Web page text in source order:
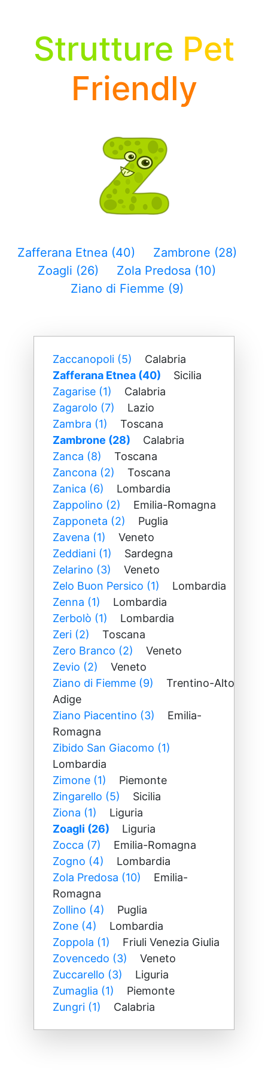
Strutture Pet
Friendly
Zafferana Etnea (40)
Zambrone (28)
Zoagli (26)
Zola Predosa (10)
Ziano di Fiemme (9)
Zaccanopoli (5)
Calabria
Zafferana Etnea (40)
Sicilia
Zagarise (1)
Calabria
Zagarolo (7)
Lazio
Zambra (1)
Toscana
Zambrone (28)
Calabria
Zanca (8)
Toscana
Zancona (2)
Toscana
Zanica (6)
Lombardia
Zappolino (2)
Emilia-Romagna
Zapponeta (2)
Puglia
Zavena (1)
Veneto
Zeddiani (1)
Sardegna
Zelarino (3)
Veneto
Zelo Buon Persico (1)
Lombardia
Zenna (1)
Lombardia
Zerbolò (1)
Lombardia
Zeri (2)
Toscana
Zero Branco (2)
Veneto
Zevio (2)
Veneto
Ziano di Fiemme (9)
Trentino-Alto
Adige
Ziano Piacentino (3)
Emilia-
Romagna
Zibido San Giacomo (1)
Lombardia
Zimone (1)
Piemonte
Zingarello (5)
Sicilia
Ziona (1)
Liguria
Zoagli (26)
Liguria
Zocca (7)
Emilia-Romagna
Zogno (4)
Lombardia
Zola Predosa (10)
Emilia-
Romagna
Zollino (4)
Puglia
Zone (4)
Lombardia
Zoppola (1)
Friuli Venezia Giulia
Zovencedo (3)
Veneto
Zuccarello (3)
Liguria
Zumaglia (1)
Piemonte
Zungri (1)
Calabria